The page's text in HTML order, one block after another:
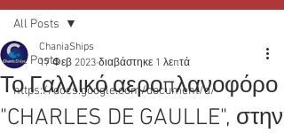
All Posts
https://docs.google.com/document/d/
All Posts
Το Γαλλικό αεροπλανοφόρο
"CHARLES DE GAULLE", στην
ChaniaShips
17 Φεβ 2023 διαβάστηκε 1 λεπτά